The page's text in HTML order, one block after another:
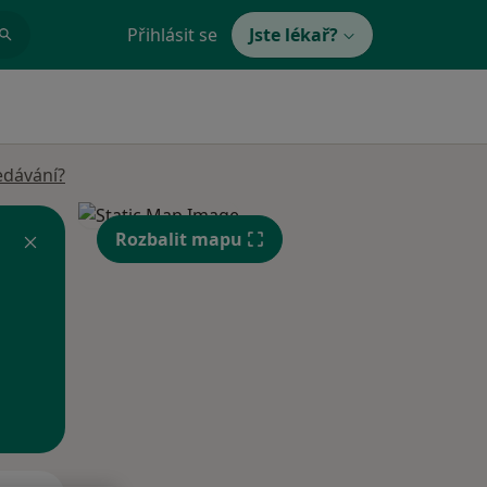
Přihlásit se Jste lékař?
Rozbalit mapu